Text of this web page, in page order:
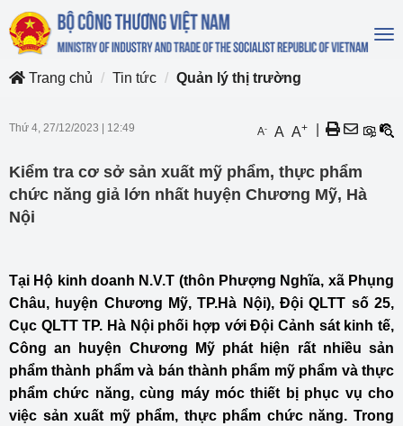
Trang chủ
Tin tức Quản lý thị trường
Thứ 4, 27/12/2023 12:49 A- A A+
Kiểm tra cơ sở sản xuất mỹ phẩm, thực phẩm
chức năng giả lớn nhất huyện Chương Mỹ, Hà
Nội
Tại Hộ kinh doanh N.V.T (thôn Phượng Nghĩa, xã Phụng
Châu, huyện Chương Mỹ, TP.Hà Nội), Đội QLTT số 25,
Cục QLTT TP. Hà Nội phối hợp với Đội Cảnh sát kinh tế,
Công an huyện Chương Mỹ phát hiện rất nhiều sản
phẩm thành phẩm và bán thành phẩm mỹ phẩm và thực
phẩm chức năng, cùng máy móc thiết bị phục vụ cho
việc sản xuất mỹ phẩm, thực phẩm chức năng. Trong